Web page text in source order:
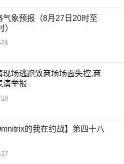
气象预报（8月27日20时至
）
现场逃跑致商场场面失控,商
演举报
的我在约战】第四十八